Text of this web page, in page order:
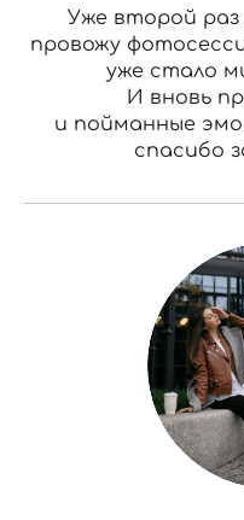
Уже второй
провожу
уже стало
И вновь
и пойманные
спасибо